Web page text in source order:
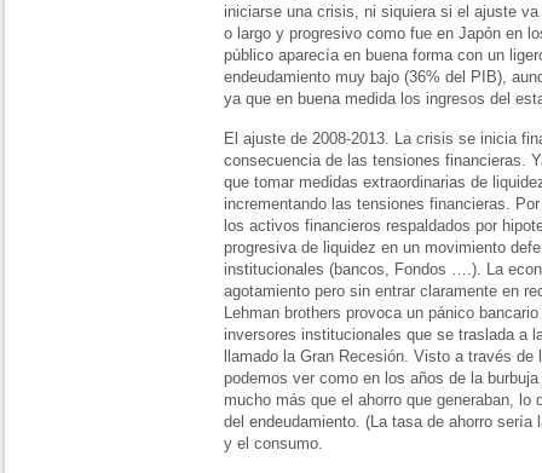
iniciarse una crisis, ni siquiera si el ajuste
o largo y progresivo como fue en Japón en
público aparecía en buena forma con un
endeudamiento muy bajo (36% del PIB),
ya que en buena medida los ingresos del
El ajuste de 2008-2013. La crisis se inicia
consecuencia de las tensiones financieras.
que tomar medidas extraordinarias de
incrementando las tensiones financieras.
los activos financieros respaldados por
progresiva de liquidez en un movimiento
institucionales (bancos, Fondos ….). La
agotamiento pero sin entrar claramente en
Lehman brothers provoca un pánico
inversores institucionales que se traslada a
llamado la Gran Recesión. Visto a través
podemos ver como en los años de la
mucho más que el ahorro que generaban,
del endeudamiento. (La tasa de ahorro sería
y el consumo.